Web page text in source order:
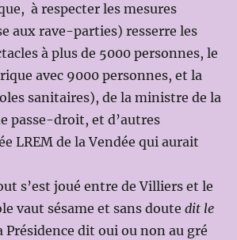
à respecter les mesures
aux rave-parties) resserre les
à plus de 5000 personnes, le
avec 9000 personnes, et la
sanitaires), de la ministre de la
passe-droit, et d’autres
LREM de la Vendée qui aurait
s’est joué entre de Villiers et le
vaut sésame et sans doute dit le
dit oui ou non au gré